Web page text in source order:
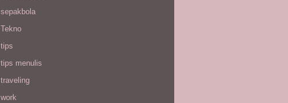
sepakbola
Tekno
tips
tips menulis
traveling
work